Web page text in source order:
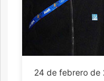
24 de febrero de